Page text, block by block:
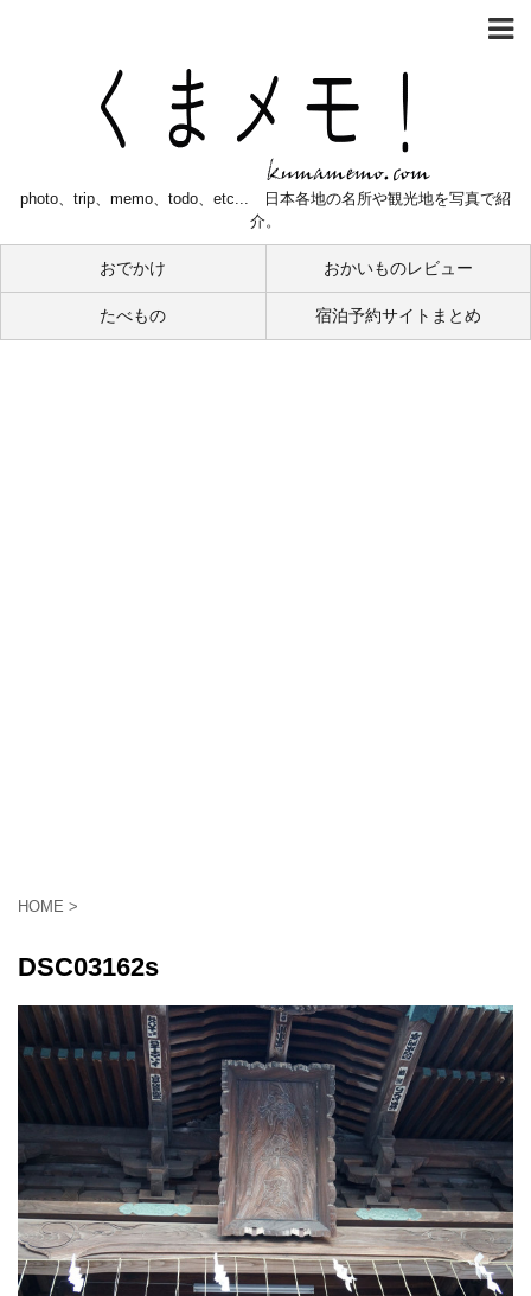
photo、trip、memo、todo、etc... 日本各地の名所や観光地を写真で紹
介。
おでかけ おかいものレビュー
たべもの 宿泊予約サイトまとめ
HOME >
DSC03162s